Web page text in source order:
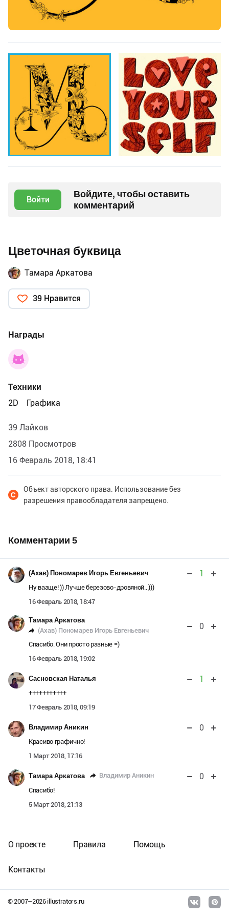
Войти
Войдите, чтобы оставить
комментарий
Цветочная буквица
Тамара Аркатова
39 Нравится
Награды
Техники
2D
Графика
39 Лайков
2808 Просмотров
16 Февраль 2018, 18:41
Объект авторского права. Использование без
разрешения правообладателя запрещено.
Комментарии 5
(Ахав) Пономарев Игорь Евгеньевич 1
Ну вааще! )) Лучше березово-дровяной...)))
16 Февраль 2018, 18:47
Тамара Аркатова
(Ахав) Пономарев Игорь Евгеньевич
0
Спасибо. Они просто разные =)
16 Февраль 2018, 19:02
Сасновская Наталья 1
+++++++++++
17 Февраль 2018, 09:19
Владимир Аникин 0
Красиво графично!
1 Март 2018, 17:16
Тамара Аркатова Владимир Аникин 0
Спасибо!
5 Март 2018, 21:13
© 2007–2026illustrators.ru
О проекте Правила Помощь
Контакты